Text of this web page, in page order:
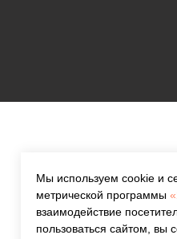
Мы используем cookie и
метрической программы
взаимодействие
пользоваться сайтом, вы